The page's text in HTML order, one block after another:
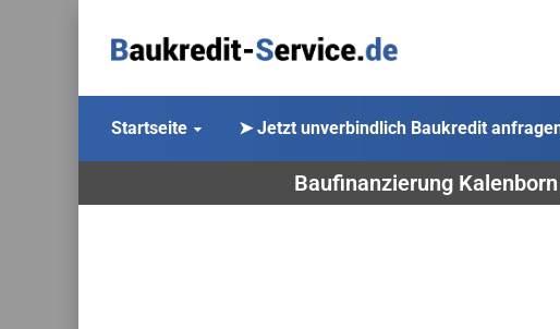
Startseite ➤ Jetzt unverbindlich Baukredit
Baufinanzierung